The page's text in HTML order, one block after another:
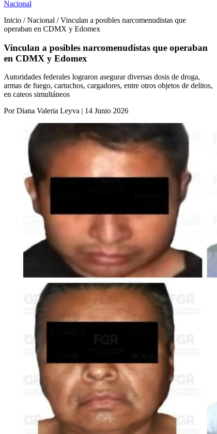
Nacional
Inicio / Nacional / Vinculan a posibles narcomenudistas que
operaban en CDMX y Edomex
Vinculan a posibles narcomenudistas que operaban
en CDMX y Edomex
Autoridades federales lograron asegurar diversas dosis de droga,
armas de fuego, cartuchos, cargadores, entre otros objetos de delitos,
en cateos simultáneos
Por Diana Valeria Leyva | 14 Junio 2026